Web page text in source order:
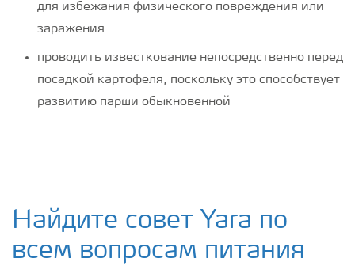
для избежания физического повреждения или
заражения
проводить известкование непосредственно перед
посадкой картофеля, поскольку это способствует
развитию парши обыкновенной
Найдите совет Yara по
всем вопросам питания